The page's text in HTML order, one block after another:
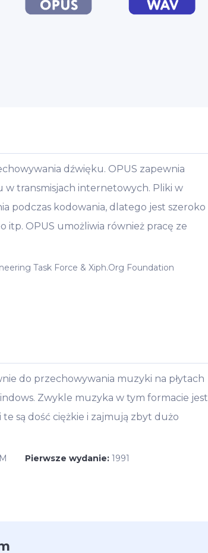
dźwięku. OPUS zapewnia
w transmisjach internetowych. Pliki w
podczas kodowania, dlatego jest szeroko
itp. OPUS umożliwia również pracę ze
Task Force & Xiph.Org Foundation
do przechowywania muzyki na płytach
Zwykle muzyka w tym formacie jest
są dość ciężkie i zajmują zbyt dużo
Pierwsze wydanie: 1991